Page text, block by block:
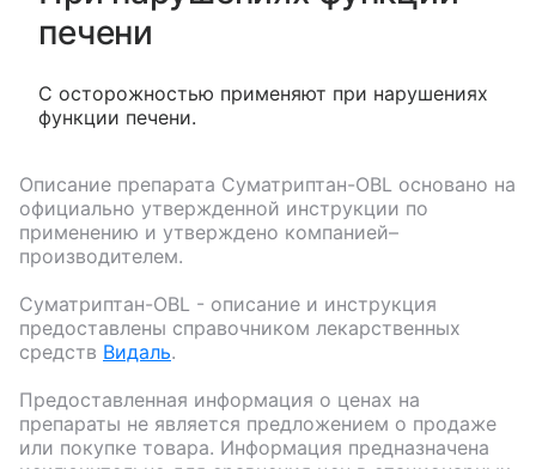
печени
С осторожностью применяют при нарушениях
функции печени.
Описание препарата Суматриптан-OBL основано на
официально утвержденной инструкции по
применению и утверждено компанией–
производителем.
Суматриптан-OBL - описание и инструкция
предоставлены справочником лекарственных
средств Видаль.
Предоставленная информация о ценах на
препараты не является предложением о продаже
или покупке товара. Информация предназначена